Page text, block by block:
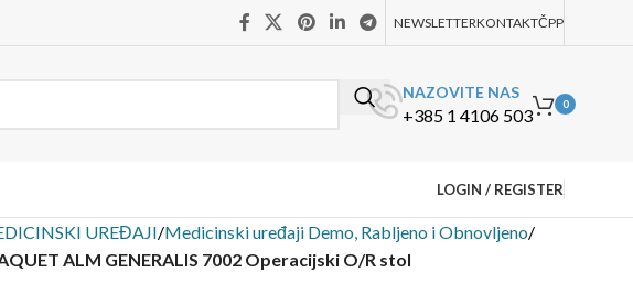
NEWSLETTERKONTAKTČPP
NAZOVITE NAS
+385 1 4106 503
0
LOGIN / REGISTER
UREĐAJI/Medicinski uređaji Demo, Rabljeno i Obnovljeno/
ALM GENERALIS 7002 Operacijski O/R stol